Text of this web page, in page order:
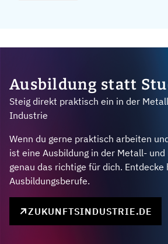
Ausbildung statt
Steig direkt praktisch ein in der
Industrie
Wenn du gerne praktisch arbeiten
ist eine Ausbildung in der Metall-
genau das richtige für dich.
Ausbildungsberufe.
ZUKUNFTSINDUSTRIE.DE